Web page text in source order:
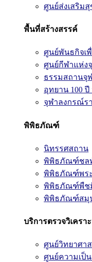
ศูนย์ส่งเสริม
พื้นที่สร้างสรรค์
ศูนย์พันธกิจเ
ศูนย์กีฬาแห่ง
ธรรมสถานจุ
อุทยาน 100 ปี
จุฬาลงกรณ์ร
พิพิธภัณฑ์
นิทรรศสถาน
พิพิธภัณฑ์ชล
พิพิธภัณฑ์พร
พิพิธภัณฑ์พืช
พิพิธภัณฑ์สมุ
บริการตรวจวิเคร
ศูนย์วิทยาศา
ศูนย์ความเป็